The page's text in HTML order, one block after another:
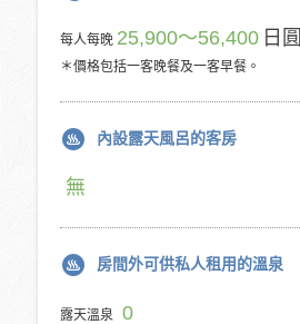
每人每晚 25,900～56,400 日圓
＊價格包括一客晚餐及一客早餐。
內設露天風呂的客房
無
房間外可供私人租用的溫泉
露天溫泉 0